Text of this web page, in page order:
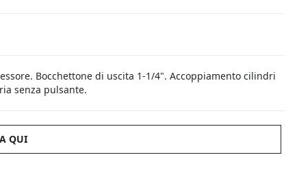
Bocchettone di uscita 1-1/4". Accoppiamento cilindri
senza pulsante.
QUI